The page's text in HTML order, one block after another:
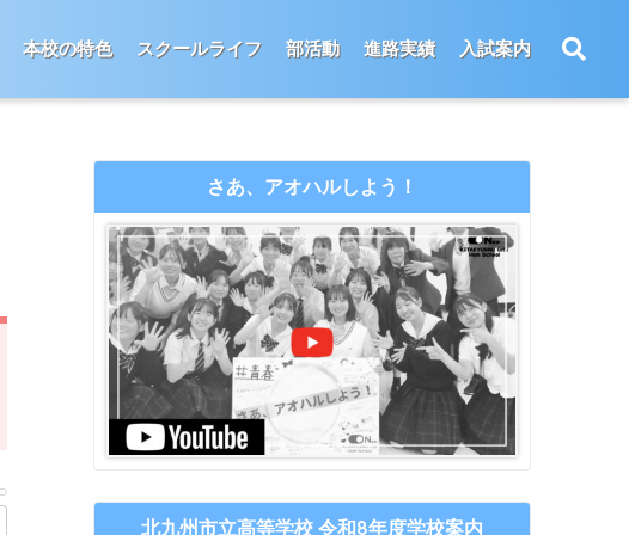
本校の特色 スクールライフ 部活動 進路実績 入試案内
さあ、アオハルしよう！
北九州市立高等学校 令和8年度学校案内